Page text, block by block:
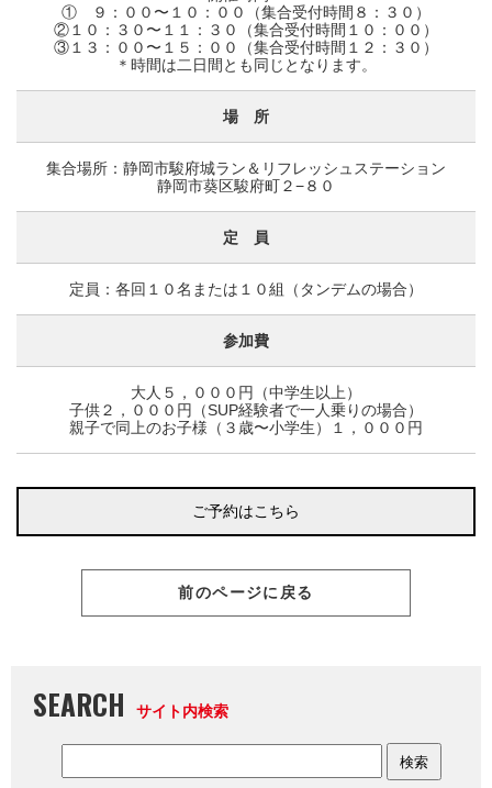
① ９：００〜１０：００（集合受付時間８：３０）
②１０：３０〜１１：３０（集合受付時間１０：００）
③１３：００〜１５：００（集合受付時間１２：３０）
＊時間は二日間とも同じとなります。
場 所
集合場所：静岡市駿府城ラン＆リフレッシュステーション
静岡市葵区駿府町２−８０
定 員
定員：各回１０名または１０組（タンデムの場合）
参加費
大人５，０００円（中学生以上）
子供２，０００円（SUP経験者で一人乗りの場合）
親子で同上のお子様（３歳〜小学生）１，０００円
ご予約はこちら
前のページに戻る
SEARCH サイト内検索